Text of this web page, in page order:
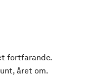
fortfarande.
året om.